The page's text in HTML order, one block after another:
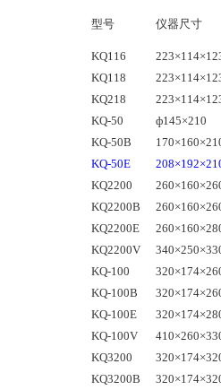
型号 仪器尺寸
KQ116
KQ118
KQ218
KQ-50
ф145×210
KQ-50B
KQ-50E
KQ2200
KQ2200B
KQ2200E
KQ2200V
KQ-100
KQ-100B
KQ-100E
KQ-100V
KQ3200
KQ3200B